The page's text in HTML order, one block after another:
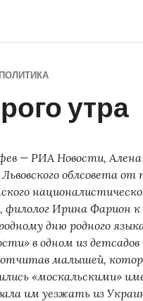
ВОРЧУНА
ПОЛИТИКА
утра
— РИА Новости,
облсовета от
филолог Ирина Фарион к
дню родного
в одном из детсадов
малышей,
«москальскими»
им уезжать из